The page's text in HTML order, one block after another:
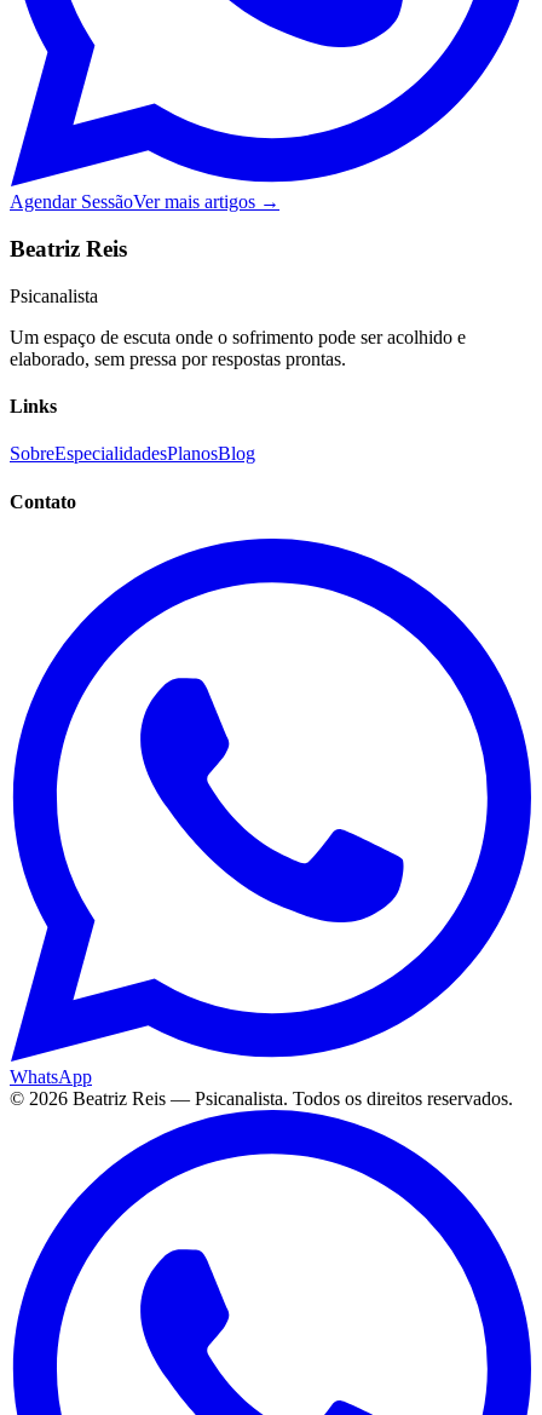
Agendar SessãoVer mais artigos →
Beatriz Reis
Psicanalista
Um espaço de escuta onde o sofrimento pode ser acolhido e
elaborado, sem pressa por respostas prontas.
Links
SobreEspecialidadesPlanosBlog
Contato
WhatsApp
© 2026 Beatriz Reis — Psicanalista. Todos os direitos reservados.